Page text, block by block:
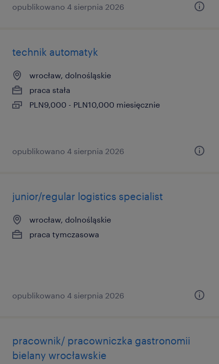
opublikowano 4 sierpnia 2026
technik automatyk
wrocław, dolnośląskie
praca stała
PLN9,000 - PLN10,000 miesięcznie
opublikowano 4 sierpnia 2026
junior/regular logistics specialist
wrocław, dolnośląskie
praca tymczasowa
opublikowano 4 sierpnia 2026
pracownik/ pracowniczka gastronomii
bielany wrocławskie